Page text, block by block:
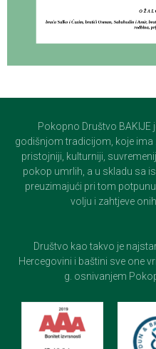
Pokopno Društvo BAKIJE
godišnjom tradicijom, koje
pristojniji, kulturniji,
pokop umrlih, a u skladu sa
preuzimajući pri tom
volju i zahtjeve
Društvo kao takvo je
Hercegovini i baštini sve one
g. osnivanjem